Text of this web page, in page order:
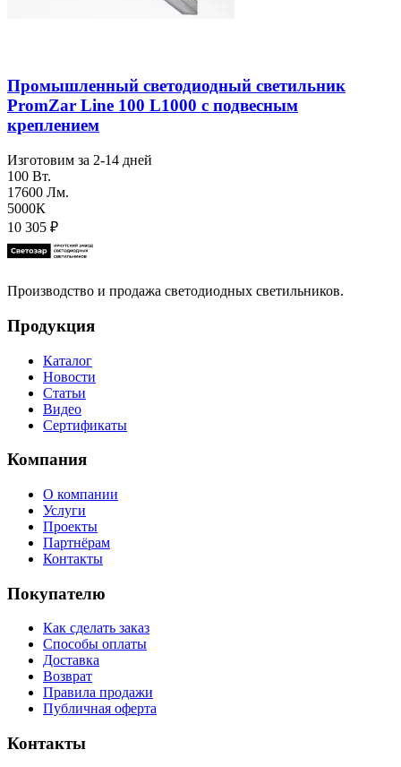
Промышленный светодиодный светильник
PromZar Line 100 L1000 с подвесным
креплением
Изготовим за 2-14 дней
100 Вт.
17600 Лм.
5000К
10 305 ₽
Производство и продажа светодиодных светильников.
Продукция
Каталог
Новости
Статьи
Видео
Сертификаты
Компания
О компании
Услуги
Проекты
Партнёрам
Контакты
Покупателю
Как сделать заказ
Способы оплаты
Доставка
Возврат
Правила продажи
Публичная оферта
Контакты